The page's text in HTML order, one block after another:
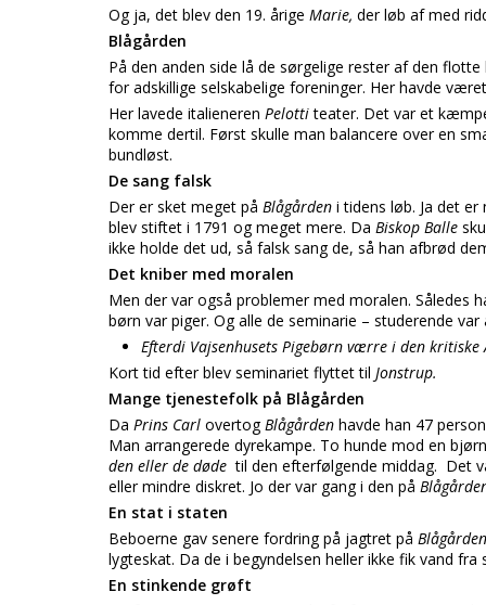
Og ja, det blev den 19. årige Marie, der løb af med
Blågården
På den anden side lå de sørgelige rester af den
for adskillige selskabelige foreninger. Her havde
Her lavede italieneren Pelottiteater. Det var et
komme dertil. Først skulle man balancere over en
bundløst.
De sang falsk
Der er sket meget på Blågården i tidens løb. Ja det
blev stiftet i 1791 og meget mere. Da Biskop Balle
ikke holde det ud, så falsk sang de, så han afbrød
Det kniber med moralen
Men der var også problemer med moralen. Således
børn var piger. Og alle de seminarie – studerende
Efterdi Vajsenhusets Pigebørn værre i den
Kort tid efter blev seminariet flyttet til Jonstrup.
Mange tjenestefolk på Blågården
Da Prins Carl overtogBlågården havde han 47
Man arrangerede dyrekampe. To hunde mod en
den eller de dødetil den efterfølgende middag. Det
eller mindre diskret. Jo der var gang i den på
En stat i staten
Beboerne gav senere fordring på jagtret på
lygteskat. Da de i begyndelsen heller ikke fik vand
En stinkende grøft